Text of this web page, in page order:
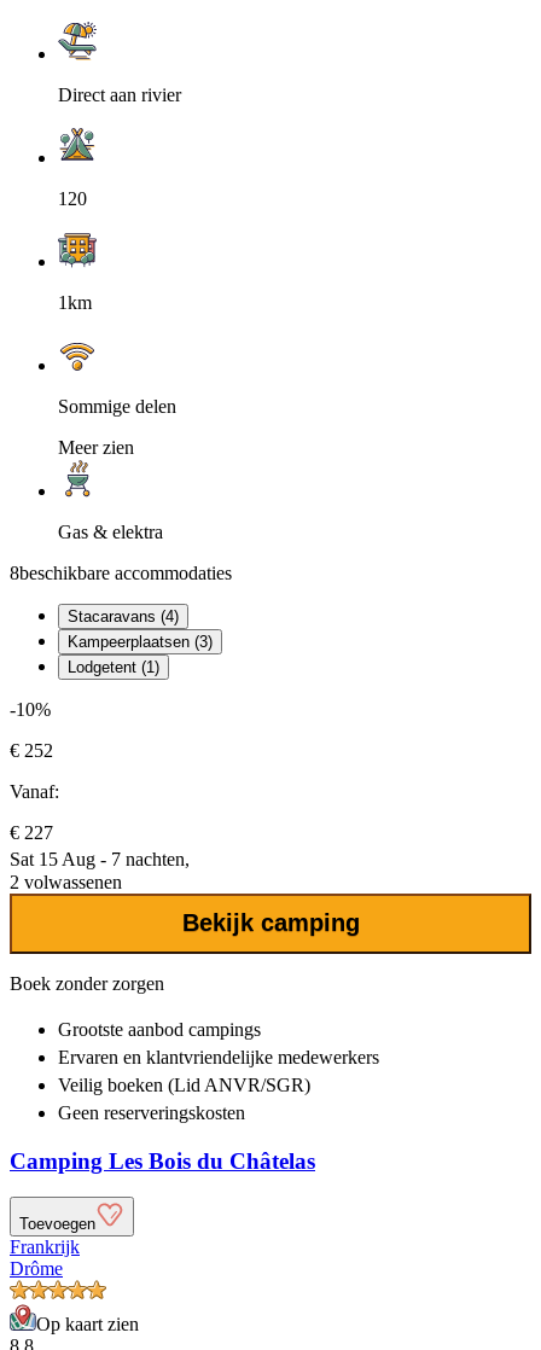
Direct aan rivier
120
1km
Sommige delen
Meer zien
Gas & elektra
8beschikbare accommodaties
Stacaravans (4)
Kampeerplaatsen (3)
Lodgetent (1)
-10%
€ 252
Vanaf:
€ 227
Sat 15 Aug - 7 nachten,
2 volwassenen
Bekijk camping
Boek zonder zorgen
Grootste aanbod campings
Ervaren en klantvriendelijke medewerkers
Veilig boeken (Lid ANVR/SGR)
Geen reserveringskosten
Camping Les Bois du Châtelas
Toevoegen
Frankrijk
Drôme
Op kaart zien